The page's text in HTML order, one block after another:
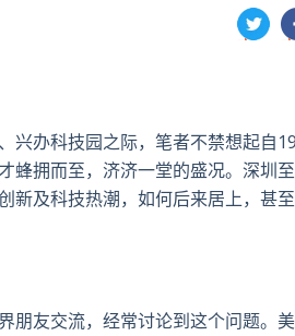
享
兴办科技园之际，笔者不禁想起自
蜂拥而至，济济一堂的盛况。深圳
新及科技热潮，如何后来居上，甚
朋友交流，经常讨论到这个问题。